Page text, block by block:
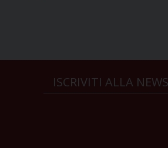
ISCRIVITI ALLA